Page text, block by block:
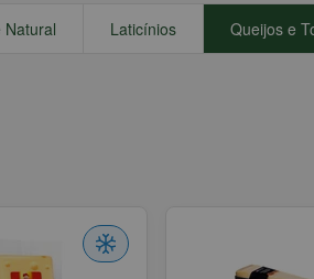
Natural Laticínios Queijos e